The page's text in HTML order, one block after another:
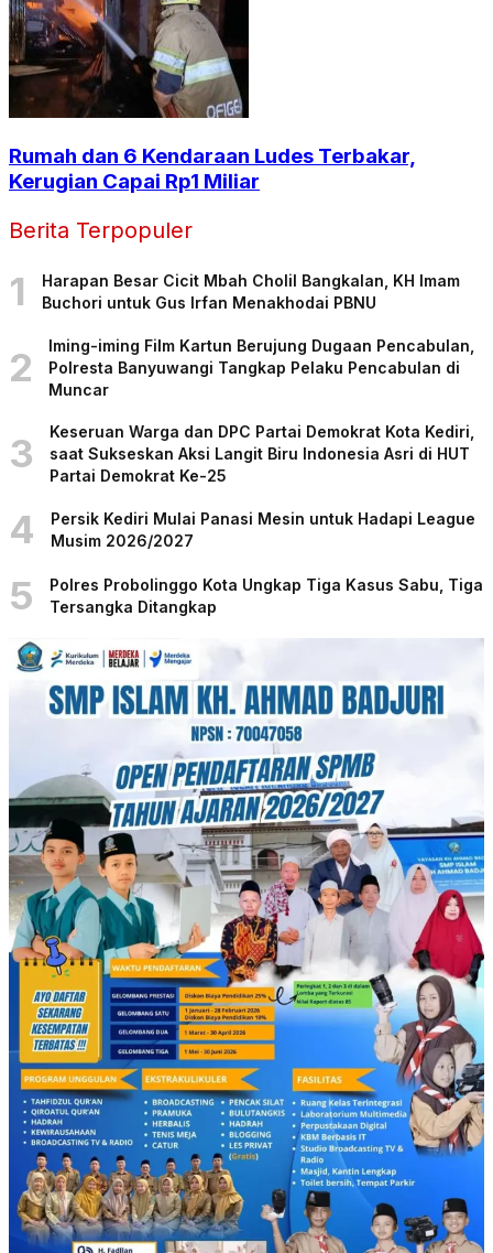
Rumah dan 6 Kendaraan Ludes Terbakar,
Kerugian Capai Rp1 Miliar
Berita Terpopuler
1
Harapan Besar Cicit Mbah Cholil Bangkalan, KH Imam
Buchori untuk Gus Irfan Menakhodai PBNU
2
Iming-iming Film Kartun Berujung Dugaan Pencabulan,
Polresta Banyuwangi Tangkap Pelaku Pencabulan di
Muncar
3
Keseruan Warga dan DPC Partai Demokrat Kota Kediri,
saat Sukseskan Aksi Langit Biru Indonesia Asri di HUT
Partai Demokrat Ke-25
4
Persik Kediri Mulai Panasi Mesin untuk Hadapi League
Musim 2026/2027
5
Polres Probolinggo Kota Ungkap Tiga Kasus Sabu, Tiga
Tersangka Ditangkap